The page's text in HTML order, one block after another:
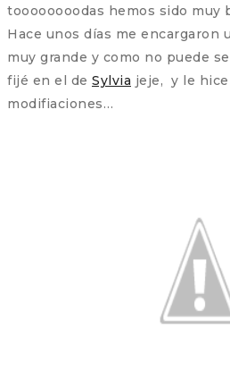
toooooooodas hemos sido muy
Hace unos días me encargaron
muy grande y como no puede
fijé en el de Sylvia jeje, y le
modifiaciones…